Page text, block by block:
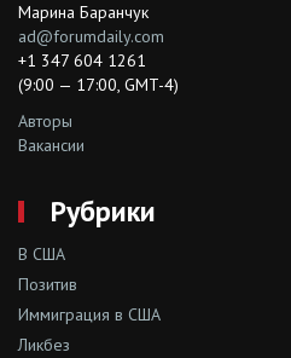
Марина Баранчук
ad@forumdaily.com
+1 347 604 1261
(9:00 — 17:00, GMT-4)
Авторы
Вакансии
Рубрики
В США
Позитив
Иммиграция в США
Ликбез